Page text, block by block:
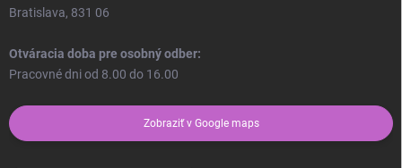
Bratislava, 831 06
Otváracia doba pre osobný odber:
Pracovné dni od 8.00 do 16.00
Zobraziť v Google maps